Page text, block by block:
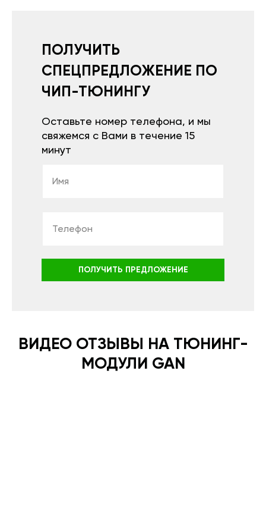
ПОЛУЧИТЬ
СПЕЦПРЕДЛОЖЕНИЕ ПО
ЧИП-ТЮНИНГУ
Оставьте номер телефона, и мы
свяжемся с Вами в течение 15
минут
ПОЛУЧИТЬ ПРЕДЛОЖЕНИЕ
ВИДЕО ОТЗЫВЫ НА ТЮНИНГ-
МОДУЛИ GAN